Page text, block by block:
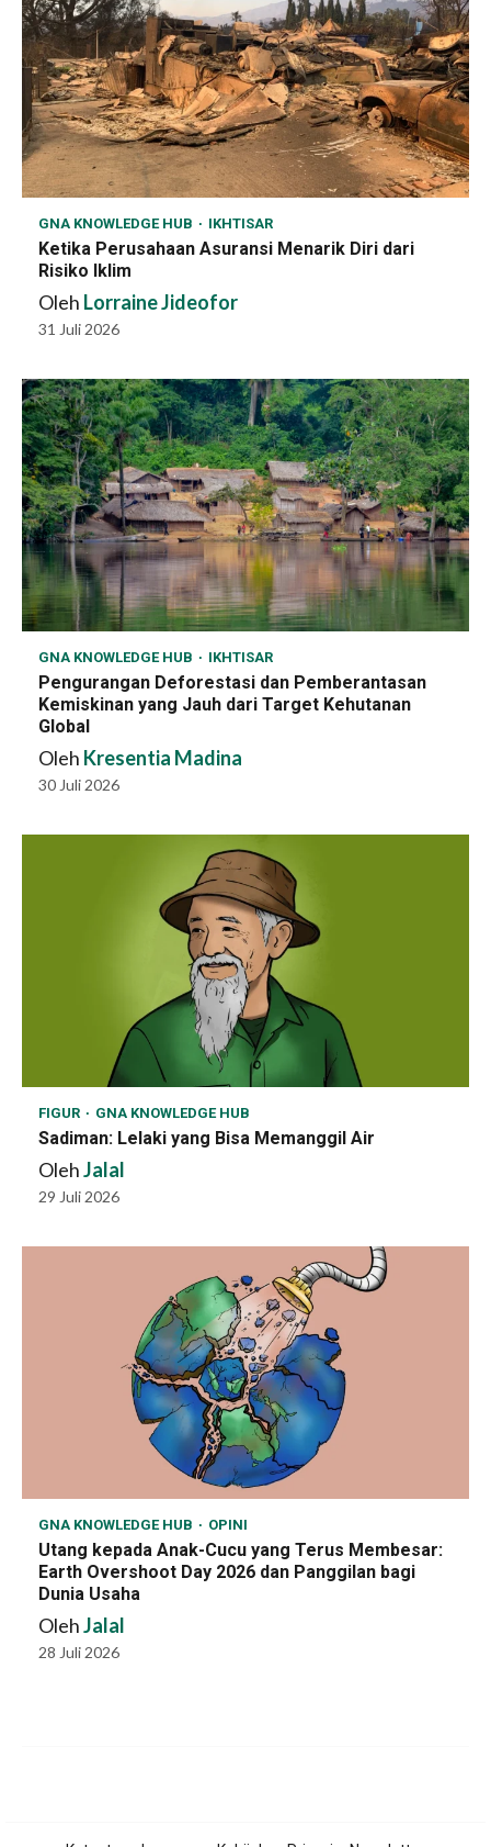
GNA KNOWLEDGE HUB IKHTISAR
Ketika Perusahaan Asuransi Menarik Diri dari
Risiko Iklim
Oleh Lorraine Jideofor
31 Juli 2026
GNA KNOWLEDGE HUB IKHTISAR
Pengurangan Deforestasi dan Pemberantasan
Kemiskinan yang Jauh dari Target Kehutanan
Global
Oleh Kresentia Madina
30 Juli 2026
FIGUR GNA KNOWLEDGE HUB
Sadiman: Lelaki yang Bisa Memanggil Air
OlehJalal
29 Juli 2026
GNA KNOWLEDGE HUB OPINI
Utang kepada Anak-Cucu yang Terus Membesar:
Earth Overshoot Day 2026 dan Panggilan bagi
Dunia Usaha
OlehJalal
28 Juli 2026